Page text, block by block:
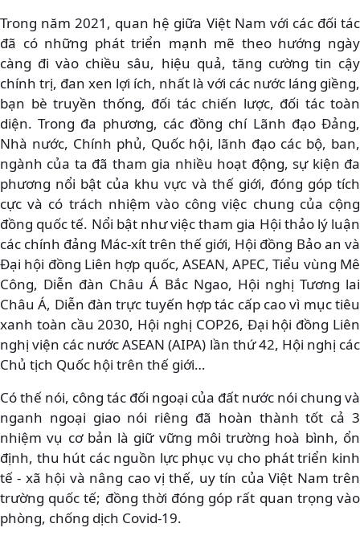
Trong năm 2021, quan hệ giữa Việt Nam với các đối tác
đã có những phát triển mạnh mẽ theo hướng ngày
càng đi vào chiều sâu, hiệu quả, tăng cường tin cậy
chính trị, đan xen lợi ích, nhất là với các nước láng giềng,
bạn bè truyền thống, đối tác chiến lược, đối tác toàn
diện. Trong đa phương, các đồng chí Lãnh đạo Đảng,
Nhà nước, Chính phủ, Quốc hội, lãnh đạo các bộ, ban,
ngành của ta đã tham gia nhiều hoạt động, sự kiện đa
phương nổi bật của khu vực và thế giới, đóng góp tích
cực và có trách nhiệm vào công việc chung của cộng
đồng quốc tế. Nổi bật như việc tham gia Hội thảo lý luận
các chính đảng Mác-xít trên thế giới, Hội đồng Bảo an và
Đại hội đồng Liên hợp quốc, ASEAN, APEC, Tiểu vùng Mê
Công, Diễn đàn Châu Á Bắc Ngao, Hội nghị Tương lai
Châu Á, Diễn đàn trực tuyến hợp tác cấp cao vì mục tiêu
xanh toàn cầu 2030, Hội nghị COP26, Đại hội đồng Liên
nghị viện các nước ASEAN (AIPA) lần thứ 42, Hội nghị các
Chủ tịch Quốc hội trên thế giới…
Có thế nói, công tác đối ngoại của đất nước nói chung và
nganh ngoại giao nói riêng đã hoàn thành tốt cả 3
nhiệm vụ cơ bản là giữ vững môi trường hoà bình, ổn
định, thu hút các nguồn lực phục vụ cho phát triển kinh
tế - xã hội và nâng cao vị thế, uy tín của Việt Nam trên
trường quốc tế; đồng thời đóng góp rất quan trọng vào
phòng, chống dịch Covid-19.